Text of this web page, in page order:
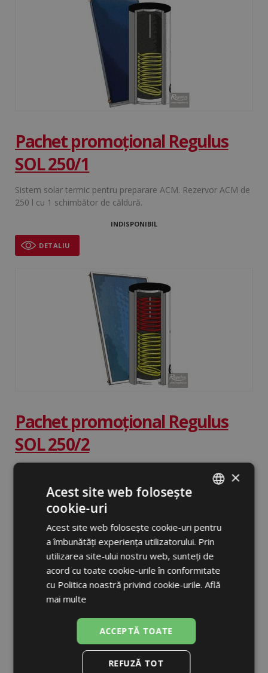
Pachet promoțional Regulus
SOL 250/1
Sistem solar termic pentru preparare ACM. Rezervor ACM de
250 l cu 1 schimbător de căldură.
INDISPONIBIL
DETALIU
Pachet promoțional Regulus
SOL 250/2
Sistem solar termic pentru preparare ACM. Rezervor ACM de
DETALIU ENGLISH
×
Acest site web folosește
cookie-uri
Acest site web folosește cookie-uri pentru
a îmbunătăți experiența utilizatorului. Prin
utilizarea site-ului nostru web, sunteți de
acord cu toate cookie-urile în conformitate
cu Politica noastră privind cookie-urile. Află
mai multe
ACCEPTĂ TOATE
REFUZĂ TOT